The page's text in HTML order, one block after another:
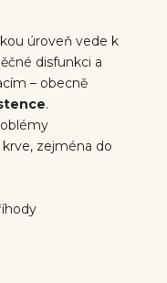
úroveň vede k
disfunkci a
– obecně
.
zejména do